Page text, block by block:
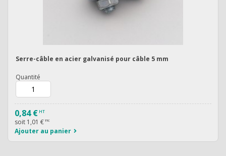
Serre-câble en acier galvanisé pour câble 5 mm
Quantité
0,84 € HT
soit 1,01 € TTC
Ajouter au panier